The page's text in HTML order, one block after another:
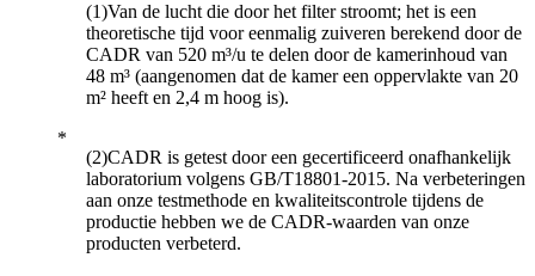
(1)Van de lucht die door het filter stroomt; het is een
theoretische tijd voor eenmalig zuiveren berekend door de
CADR van 520 m³/u te delen door de kamerinhoud van
48 m³ (aangenomen dat de kamer een oppervlakte van 20
m² heeft en 2,4 m hoog is).
(2)CADR is getest door een gecertificeerd onafhankelijk
laboratorium volgens GB/T18801-2015. Na verbeteringen
aan onze testmethode en kwaliteitscontrole tijdens de
productie hebben we de CADR-waarden van onze
producten verbeterd.